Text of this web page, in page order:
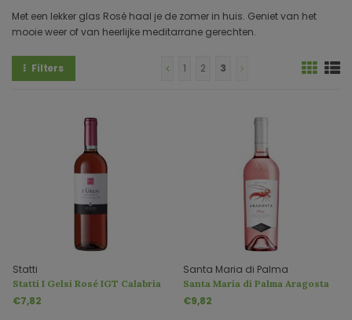
Met een lekker glas Rosé haal je de zomer in huis. Geniet van het
mooie weer of van heerlijke meditarrane gerechten.
Filters 1 2 3
Statti
Statti I Gelsi Rosé IGT Calabria
€7,82
Santa Maria di Palma
Santa Maria di Palma Aragosta
Rose DOC
€9,82